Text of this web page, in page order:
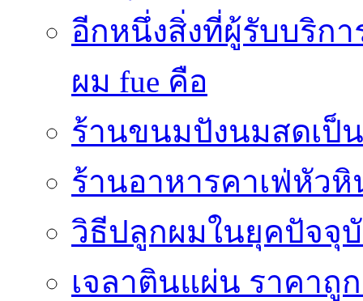
อีกหนึ่งสิ่งที่ผู้รับบริก
ผม fue คือ
ร้านขนมปังนมสดเป็
ร้านอาหารคาเฟ่หัว
วิธีปลูกผมในยุคปัจจุ
เจลาตินแผ่น ราคาถู